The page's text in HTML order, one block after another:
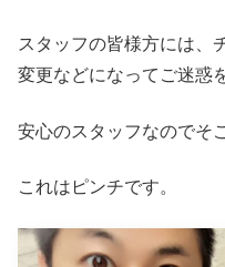
スタッフの皆様方には、
変更などになってご迷惑
安心のスタッフなのでそ
これはピンチです。